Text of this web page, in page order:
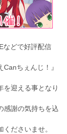
などで好評配信
ちぇんじ！』
を迎える事となり
感謝の気持ちを込
ださいませ。